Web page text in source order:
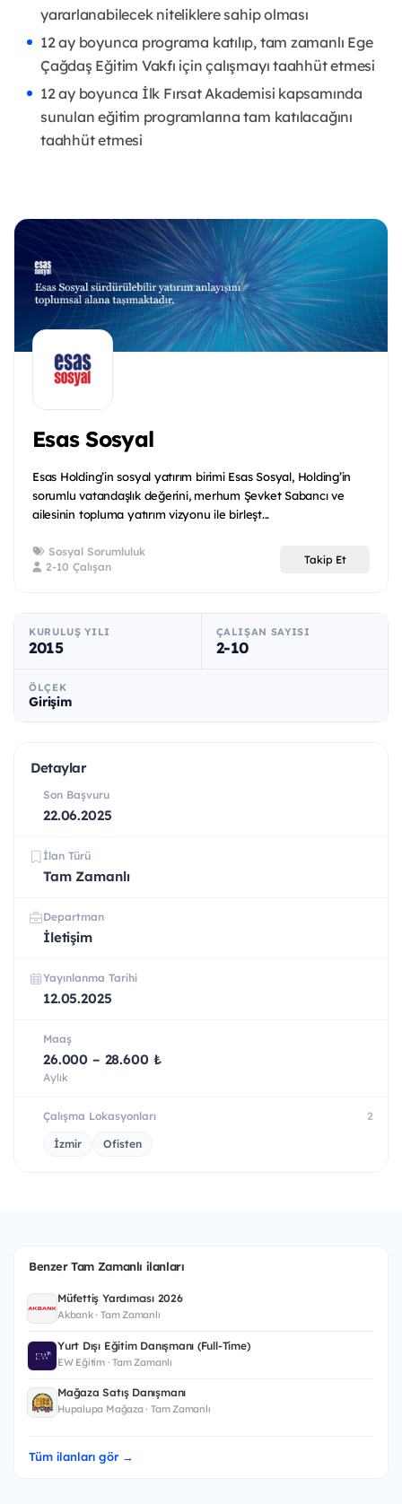
yararlanabilecek niteliklere sahip olması
12 ay boyunca programa katılıp, tam zamanlı Ege
Çağdaş Eğitim Vakfı için çalışmayı taahhüt etmesi
12 ay boyunca İlk Fırsat Akademisi kapsamında
sunulan eğitim programlarına tam katılacağını
taahhüt etmesi
Esas Sosyal
Esas Holding’in sosyal yatırım birimi Esas Sosyal, Holding’in
sorumlu vatandaşlık değerini, merhum Şevket Sabancı ve
ailesinin topluma yatırım vizyonu ile birleşt...
Sosyal Sorumluluk
2-10 Çalışan
Takip Et
KURULUŞ YILI
2015
ÇALIŞAN SAYISI
2-10
ÖLÇEK
Girişim
Detaylar
Son Başvuru
22.06.2025
İlan Türü
Tam Zamanlı
Departman
İletişim
Yayınlanma Tarihi
12.05.2025
Maaş
26.000 – 28.600 ₺
Aylık
Çalışma Lokasyonları 2
İzmir Ofisten
Benzer Tam Zamanlı ilanları
Müfettiş Yardımcısı 2026
Akbank · Tam Zamanlı
Yurt Dışı Eğitim Danışmanı (Full-Time)
EW Eğitim · Tam Zamanlı
Mağaza Satış Danışmanı
Hupalupa Mağaza · Tam Zamanlı
Tüm ilanları gör →